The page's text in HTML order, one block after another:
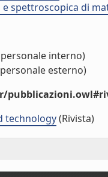
spettroscopica di
interno)
esterno)
technology(Rivista)